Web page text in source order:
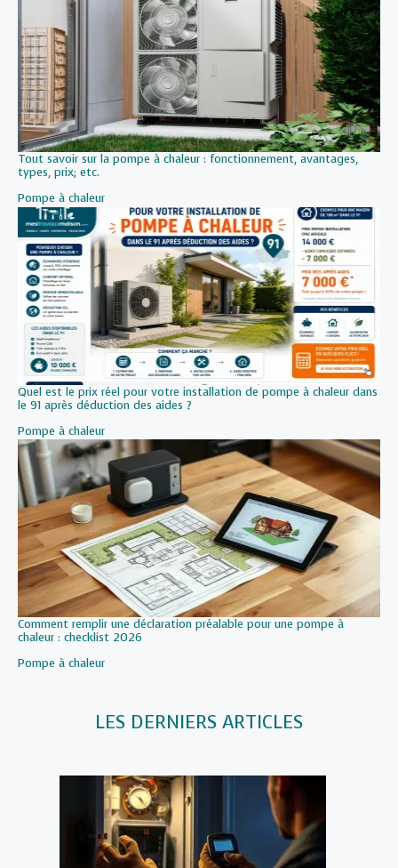
Tout savoir sur la pompe à chaleur : fonctionnement, avantages,
types, prix; etc.
Par rapport à
Pompe à chaleur
Quel est le prix réel pour votre installation de pompe à chaleur dans
le 91 après déduction des aides ?
Par rapport à
Pompe à chaleur
Comment remplir une déclaration préalable pour une pompe à
chaleur : checklist 2026
Par rapport à
Pompe à chaleur
LES DERNIERS ARTICLES